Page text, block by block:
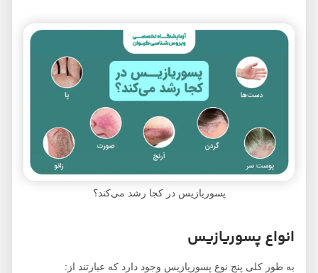
پسوریازیس در کجا رشد می‌کند؟
انواع پسوریازیس
به طور کلی پنج نوع پسوریازیس وجود دارد که عبارتند از: